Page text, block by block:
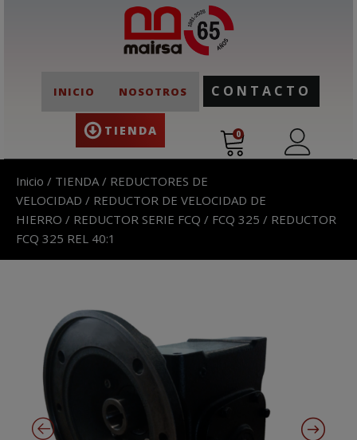
INICIO NOSOTROS
TIENDA
CONTACTO
0
Inicio / TIENDA / REDUCTORES DE
VELOCIDAD / REDUCTOR DE VELOCIDAD DE
HIERRO / REDUCTOR SERIE FCQ / FCQ 325 / REDUCTOR
FCQ 325 REL 40:1